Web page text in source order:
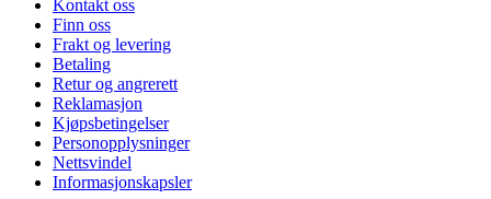
Kontakt oss
Finn oss
Frakt og levering
Betaling
Retur og angrerett
Reklamasjon
Kjøpsbetingelser
Personopplysninger
Nettsvindel
Informasjonskapsler